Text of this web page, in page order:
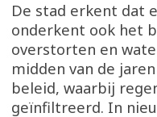
De stad erkent dat
onderkent ook het
overstorten en
midden van de
beleid, waarbij
geïnfiltreerd. In